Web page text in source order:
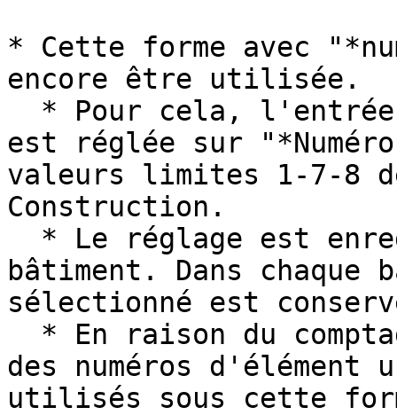
* Cette forme avec
encore être utilisée.
est réglée sur
valeurs limites 1-7-8
Construction.
bâtiment. Dans
sélectionné est
des numéros d'élément
utilisés sous cette